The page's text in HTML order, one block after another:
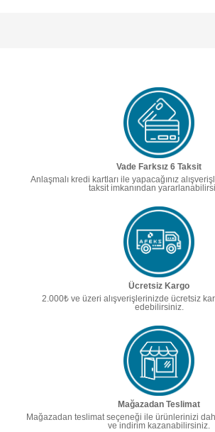
Vade Farksız 6 Taksit
Anlaşmalı kredi kartları ile yapacağınız
taksit imkanından
Ücretsiz Kargo
2.000₺ ve üzeri alışverişlerinizde ücretsiz
edebilirsiniz.
Mağazadan Teslimat
Mağazadan teslimat seçeneği ile ürünlerinizi
ve indirim kazanabilirsiniz.